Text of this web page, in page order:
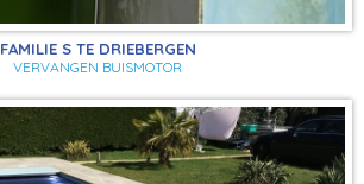
FAMILIE S TE DRIEBERGEN
VERVANGEN BUISMOTOR